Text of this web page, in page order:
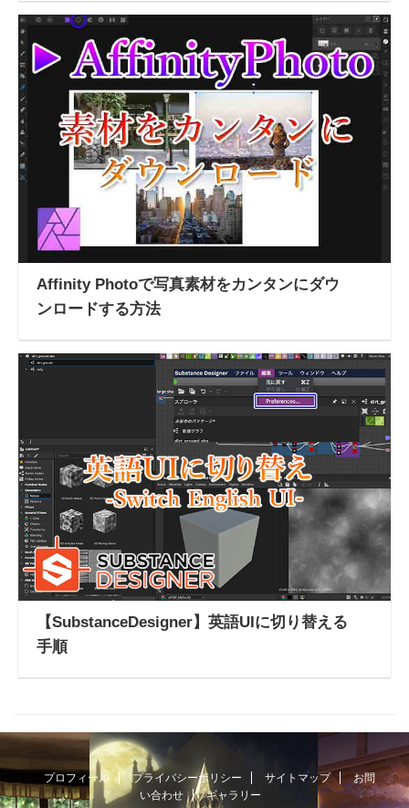
Affinity Photoで写真素材をカンタンにダウ
ンロードする方法
【SubstanceDesigner】英語UIに切り替える
手順
プロフィール プライバシーポリシー サイトマップ
お問
い合わせ
ギャラリー